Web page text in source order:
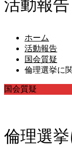
活動報告
ホーム
活動報告
国会質疑
倫理選挙に
国会質疑
倫理選